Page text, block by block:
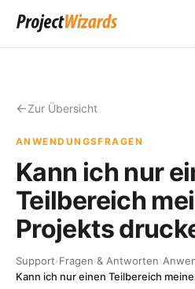
Zur Übersicht
ANWENDUNGSFRAGEN
Kann ich nur
Teilbereich
Projekts
Support›Fragen & Antworten›
Kann ich nur einen Teilbereich